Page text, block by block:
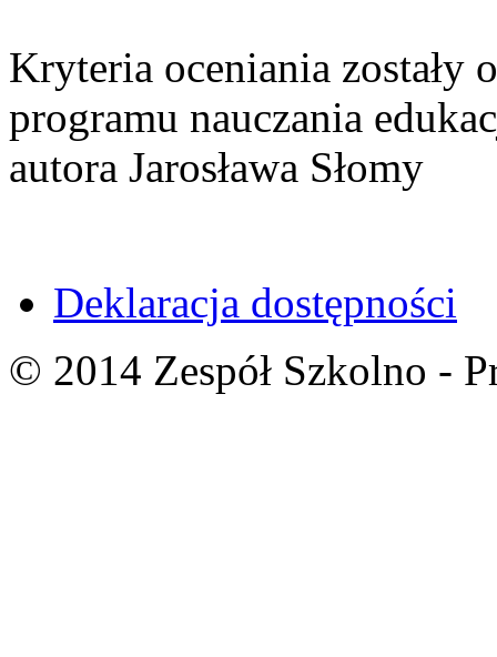
Kryteria oceniania zostały
programu nauczania
autora Jarosława Słomy
Deklaracja dostępności
© 2014 Zespół Szkolno -